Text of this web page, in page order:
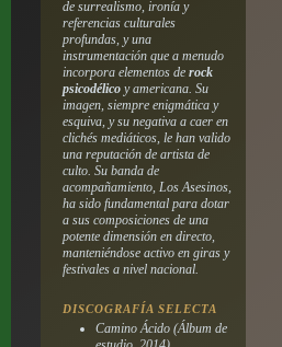
de surrealismo, ironía y
referencias culturales
profundas, y una
instrumentación que a menudo
incorpora elementos de rock
psicodélicoyamericana. Su
imagen, siempre enigmática y
esquiva, y su negativa a caer en
clichés mediáticos, le han valido
una reputación de artista de
culto. Su banda de
acompañamiento, Los Asesinos,
ha sido fundamental para dotar
a sus composiciones de una
potente dimensión en directo,
manteniéndose activo en giras y
festivales a nivel nacional.
DISCOGRAFÍA SELECTA
Camino Ácido(Álbum de